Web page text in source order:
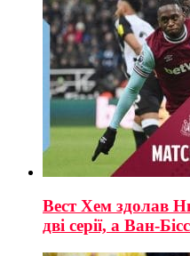
Вест Хем здолав
дві серії, а Ван-